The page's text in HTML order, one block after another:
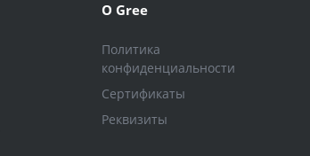
О Gree
Политика
конфиденциальности
Сертификаты
Реквизиты